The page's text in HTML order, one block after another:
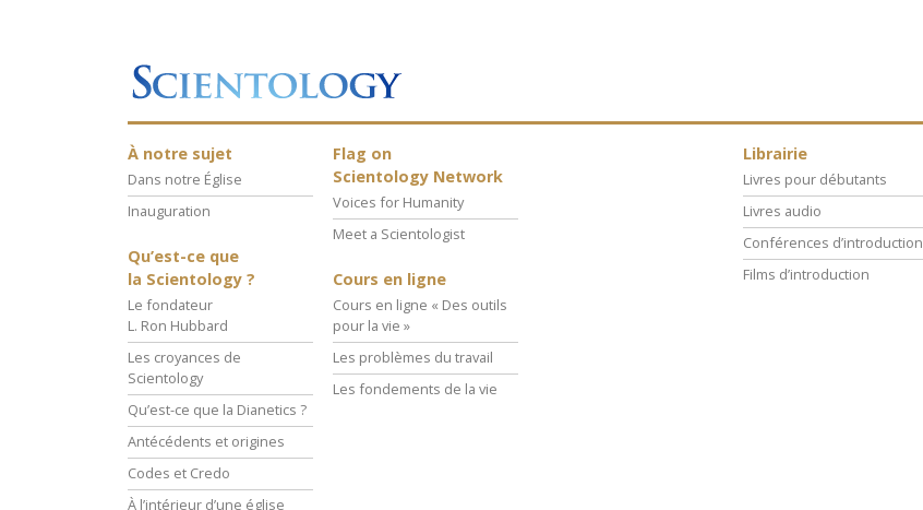
À notre sujet
Dans notre Église
Inauguration
Qu’est-ce que
la Scientology ?
Le fondateur
L. Ron Hubbard
Les croyances de
Scientology
Qu’est-ce que la Dianetics ?
Antécédents et origines
Codes et Credo
À l’intérieur d’une église
Flag on
Scientology Network
Voices for Humanity
Meet a Scientologist
Cours en ligne
Cours en ligne « Des outils
pour la vie »
Les problèmes du travail
Les fondements de la vie
Librairie
Livres pour débutants
Livres audio
Conférences d’introduction
Films d’introduction